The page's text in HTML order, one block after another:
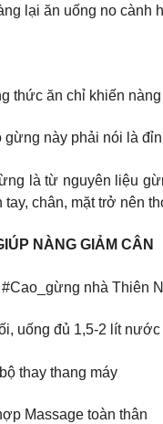
lại ăn uống no cành
thức ăn chỉ khiến
gừng này phải nói là
là từ nguyên liệu
chân, mặt trở nên
NÀNG GIẢM CÂN
nhà Thiên
uống đủ 1,5-2 lít
thay thang máy
Massage toàn thân